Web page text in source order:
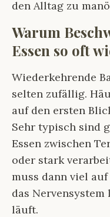
den Alltag zu
Warum
Essen so oft
Wiederkehrende
selten zufällig.
auf den ersten
Sehr typisch sind
Essen zwischen
oder stark
muss dann viel
das
läuft.